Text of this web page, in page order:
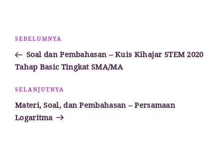
Navigasi
Pos
Sebelumnya
SEBELUMNYA
Soal dan Pembahasan – Kuis Kihajar STEM 2020
Tahap Basic Tingkat SMA/MA
Pos
Selanjutnya
SELANJUTNYA
Materi, Soal, dan Pembahasan – Persamaan
Logaritma